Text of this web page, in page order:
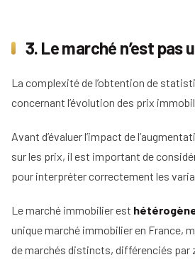
3. Le marché n’est pas
La complexité de l’obtention de
concernant l’évolution des prix
Avant d’évaluer l’impact de
sur les prix, il est important de
pour interpréter correctement les
Le marché immobilier est
unique marché immobilier en France,
de marchés distincts, différenciés par